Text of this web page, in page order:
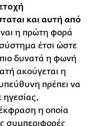
και αυτή από
η πρώτη φορά
έτσι ώστε
δυνατά η φωνή
ακούγεται η
πρέπει να
ηγεσίας,
η οποία
συμπεριφορές